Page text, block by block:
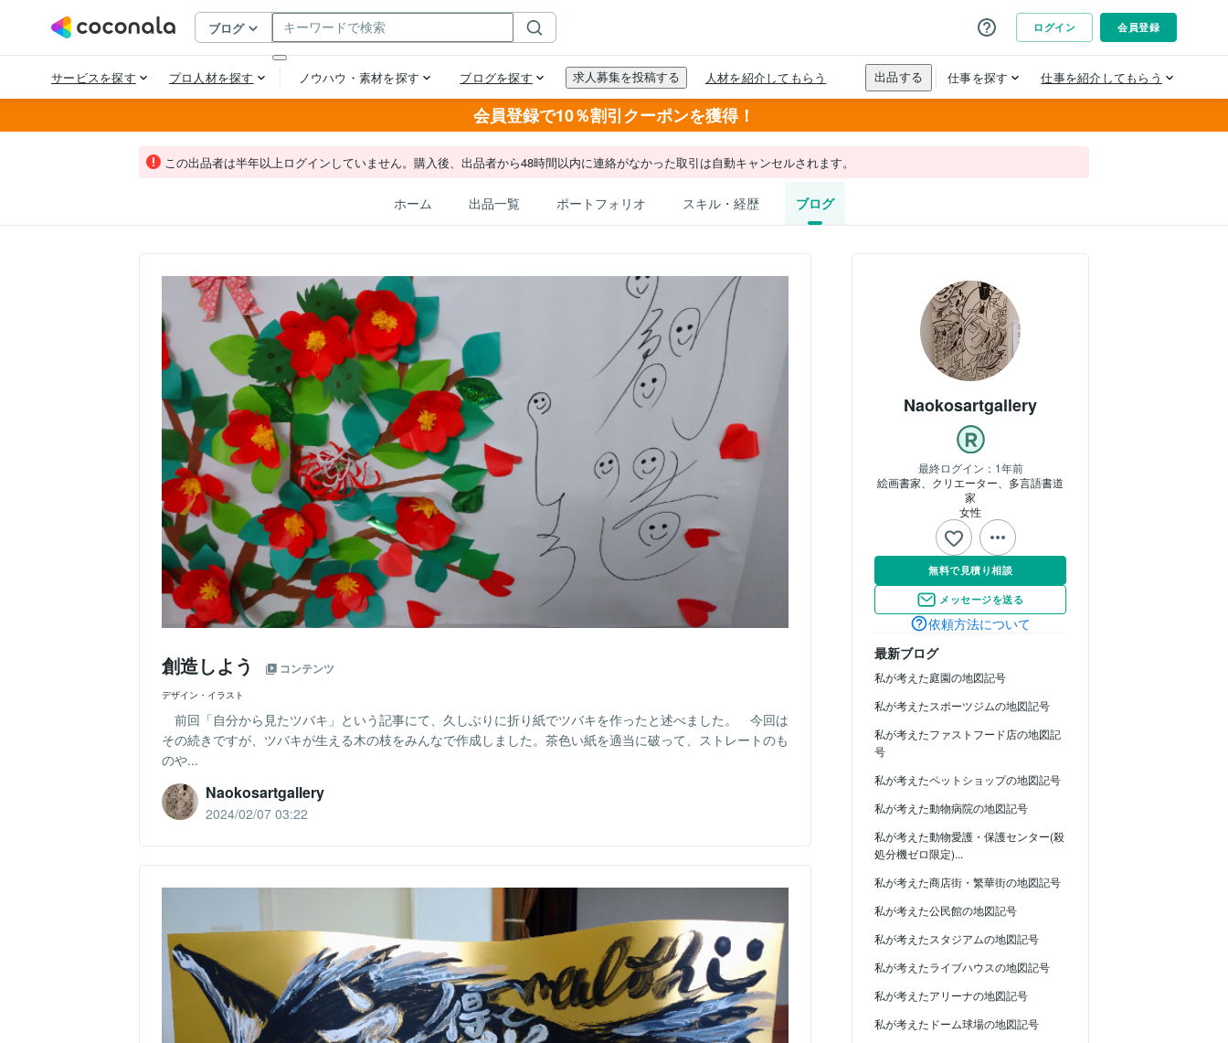
会員登録で10％割引クーポンを獲得！
この出品者は半年以上ログインしていません。購入後、出品者から48時間以内に連絡がなかった取引は自動キャンセルされます。
ホーム 出品一覧 ポートフォリオ スキル・経歴 ブログ
Naokosartgallery
最終ログイン： 1年前
絵画書家、クリエーター、多言語書道
家
女性
無料で見積り相談
メッセージを送る
依頼方法について
最新ブログ
私が考えた庭園の地図記号
私が考えたスポーツジムの地図記号
私が考えたファストフード店の地図記
号
私が考えたペットショップの地図記号
私が考えた動物病院の地図記号
私が考えた動物愛護・保護センター(殺
処分機ゼロ限定)...
私が考えた商店街・繁華街の地図記号
私が考えた公民館の地図記号
私が考えたスタジアムの地図記号
私が考えたライブハウスの地図記号
私が考えたアリーナの地図記号
私が考えたドーム球場の地図記号
創造しよう コンテンツ
デザイン・イラスト
前回「自分から見たツバキ」という記事にて、久しぶりに折り紙でツバキを作ったと述べました。 今回は
その続きですが、ツバキが生える木の枝をみんなで作成しました。茶色い紙を適当に破って、ストレートのも
のや...
Naokosartgallery
2024/02/07 03:22